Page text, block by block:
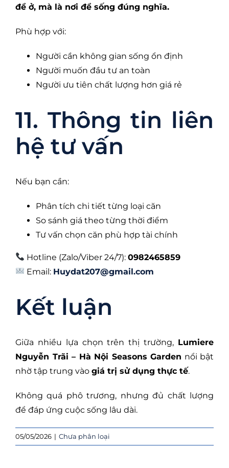
để ở, mà là nơi để sống đúng nghĩa.
Phù hợp với:
Người cần không gian sống ổn định
Người muốn đầu tư an toàn
Người ưu tiên chất lượng hơn giá rẻ
11. Thông tin liên
hệ tư vấn
Nếu bạn cần:
Phân tích chi tiết từng loại căn
So sánh giá theo từng thời điểm
Tư vấn chọn căn phù hợp tài chính
Hotline (Zalo/Viber 24/7):0982465859
Email: Huydat207@gmail.com
Kết luận
Giữa nhiều lựa chọn trên thị trường, Lumiere
Nguyễn Trãi – Hà Nội Seasons Garden nổi bật
nhờ tập trung vào giá trị sử dụng thực tế.
Không quá phô trương, nhưng đủ chất lượng
để đáp ứng cuộc sống lâu dài.
05/05/2026 | Chưa phân loại